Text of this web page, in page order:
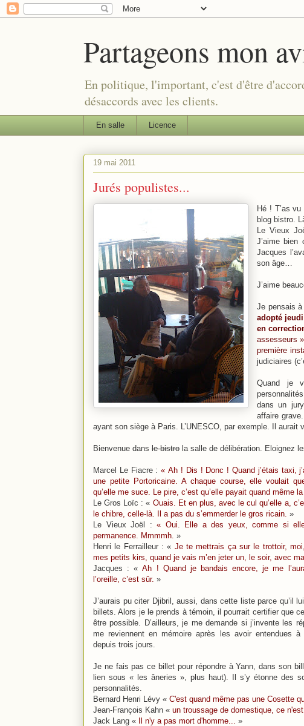
Partageons mon
En politique, l'important, c'est d'être
désaccords avec les clients.
En salle Licence
19 mai 2011
Jurés populistes...
Hé ! T’as
blog bistro.
Le Vieux
J’aime bien
Jacques
son âge…
J’aime
Je pensais
adopté
en
assesseurs
première
judiciaires
Quand je
dans un
affaire
ayant son siège à Paris. L’UNESCO, par exemple. Il aurait
Bienvenue dans le bistro la salle de délibération. Eloignez
Marcel Le Fiacre :« Ah ! Dis ! Donc ! Quand j’étais taxi,
une petite Portoricaine. A chaque course, elle voulait
qu’elle me suce. Le pire, c’est qu’elle payait quand même la
Le Gros Loïc : « Ouais. Et en plus, avec le cul qu’elle a,
le chibre, celle-là. Il a pas du s’emmerder le gros ricain. »
Le Vieux Joël :« Oui. Elle a des yeux, comme si
permanence. Mmmmh. »
Henri le Ferrailleur : « Je te mettrais ça sur le trottoir,
mes petits kirs, quand je vais m’en jeter un, le soir, avec
Jacques : «Ah ! Quand je bandais encore, je me
l’oreille, c’est sûr. »
J’aurais pu citer Djibril, aussi, dans cette liste parce qu’il
billets. Alors je le prends à témoin, il pourrait certifier que
être possible. D’ailleurs, je me demande si j’invente les
me reviennent en mémoire après les avoir entendues à
depuis trois jours.
Je ne fais pas ce billet pour répondre à Yann, dans son
lien sous « les âneries », plus haut). Il s’y étonne des
personnalités.
Bernard Henri Lévy « C'est quand même pas une Cosette
Jean-François Kahn « un troussage de domestique, ce n'est
Jack Lang « Il n'y a pas mort d'homme...
»